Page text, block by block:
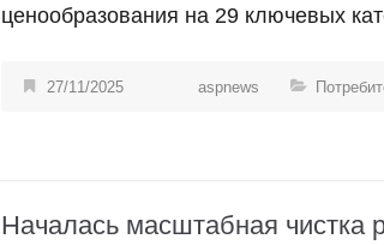
ценообразования на 29 ключевых
27/11/2025 aspnews
Началась масштабная чистка